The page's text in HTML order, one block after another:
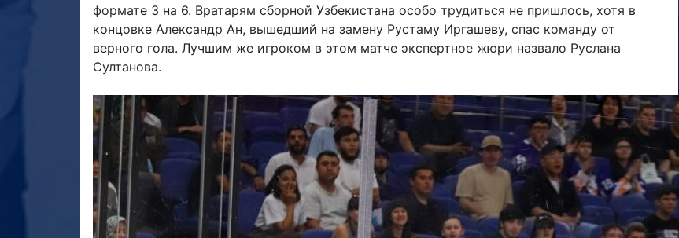
формате 3 на 6. Вратарям сборной Узбекистана особо трудиться не пришлось, хотя в
концовке Александр Ан, вышедший на замену Рустаму Иргашеву, спас команду от
верного гола. Лучшим же игроком в этом матче экспертное жюри назвало Руслана
Султанова.